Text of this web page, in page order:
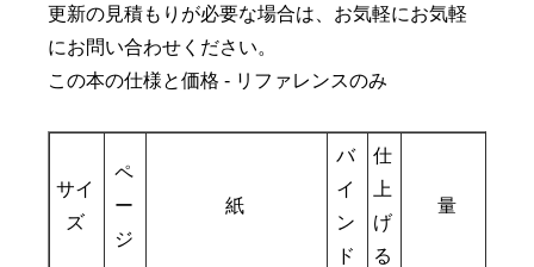
更新の見積もりが必要な場合は、お気軽にお気軽
にお問い合わせください。
この本の仕様と価格 - リファレンスのみ
サイ
ズ
ペ
ー
ジ
紙
バ
イ
ン
ド
仕
上
げ
る
量